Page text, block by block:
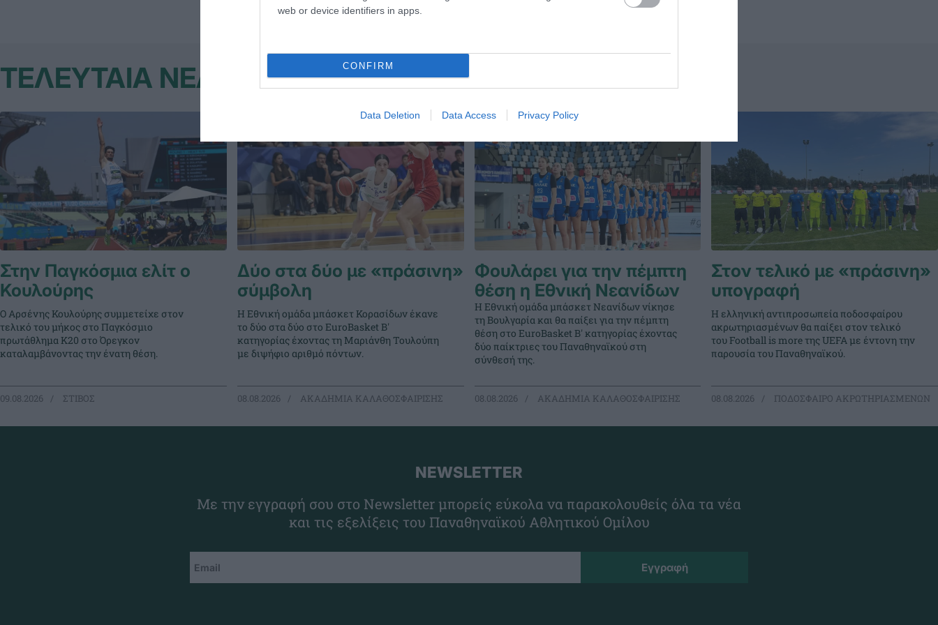
web or device identifiers in apps.
CONFIRM
Data Deletion Data Access Privacy Policy
ΤΕΛΕΥΤΑΙΑ ΝΕΑ
Στην Παγκόσμια ελίτ ο
Κουλούρης
Ο Αρσένης Κουλούρης συμμετείχε στον
τελικό του μήκος στο Παγκόσμιο
πρωτάθλημα Κ20 στο Όρεγκον
καταλαμβάνοντας την ένατη θέση.
09.08.2026 ΣΤΙΒΟΣ
Δύο στα δύο με «πράσινη»
σύμβολη
Η Εθνική ομάδα μπάσκετ Κορασίδων έκανε
το δύο στα δύο στο EuroBasket Β'
κατηγορίας έχοντας τη Μαριάνθη Τουλούπη
με διψήφιο αριθμό πόντων.
08.08.2026 ΑΚΑΔΗΜΙΑ ΚΑΛΑΘΟΣΦΑΙΡΙΣΗΣ
Φουλάρει για την πέμπτη
θέση η Εθνική Νεανίδων
Η Εθνική ομάδα μπάσκετ Νεανίδων νίκησε
τη Βουλγαρία και θα παίξει για την πέμπτη
θέση στο EuroBasket Β' κατηγορίας έχοντας
δύο παίκτριες του Παναθηναϊκού στη
σύνθεσή της.
08.08.2026 ΑΚΑΔΗΜΙΑ ΚΑΛΑΘΟΣΦΑΙΡΙΣΗΣ
Στον τελικό με «πράσινη»
υπογραφή
Η ελληνική αντιπροσωπεία ποδοσφαίρου
ακρωτηριασμένων θα παίξει στον τελικό
του Football is more της UEFA με έντονη την
παρουσία του Παναθηναϊκού.
08.08.2026 ΠΟΔΟΣΦΑΙΡΟ ΑΚΡΩΤΗΡΙΑΣΜΕΝΩΝ
NEWSLETTER
Με την εγγραφή σου στο Newsletter μπορείς εύκολα να παρακολουθείς όλα τα νέα
και τις εξελίξεις του Παναθηναϊκού Αθλητικού Ομίλου